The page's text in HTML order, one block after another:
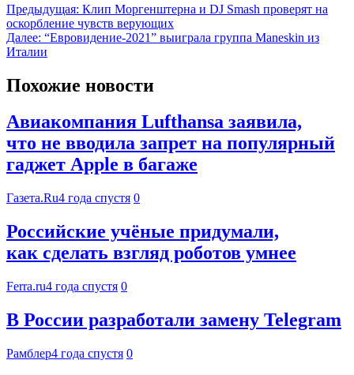
Предыдущая: Клип Моргенштерна и DJ Smash проверят на
оскорбление чувств верующих
Далее: “Евровидение-2021” выиграла группа Maneskin из
Италии
Похожие новости
Авиакомпания Lufthansa заявила,
что не вводила запрет на популярный
гаджет Apple в багаже
Газета.Ru4 года спустя 0
Российские учёные придумали,
как сделать взгляд роботов умнее
Ferra.ru4 года спустя 0
В России разработали замену Telegram
Рамблер4 года спустя 0